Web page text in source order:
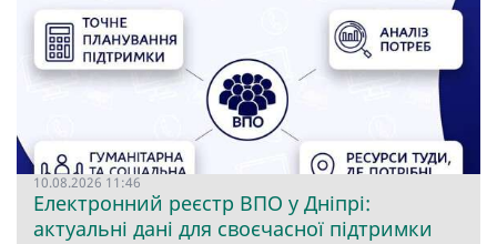
10.08.2026 11:46
Електронний реєстр ВПО у Дніпрі:
актуальні дані для своєчасної підтримки